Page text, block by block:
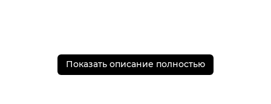
* - Актуальную стоимость и наличие товара, а также
порядок доставки и оплаты необходимо уточнять у
Показать описание полностью